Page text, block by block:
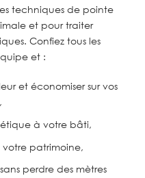
techniques de pointe
et pour traiter
Confiez tous les
et :
et économiser sur vos
à votre bâti,
votre patrimoine,
perdre des mètres